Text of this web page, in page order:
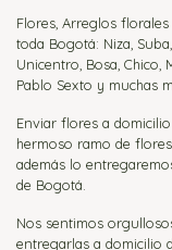
Flores, Arreglos
toda Bogotá: Niza,
Unicentro, Bosa, Chico,
Pablo Sexto y muchas
Enviar flores a
hermoso ramo de
además lo
de Bogotá.
Nos sentimos
entregarlas a domicilio